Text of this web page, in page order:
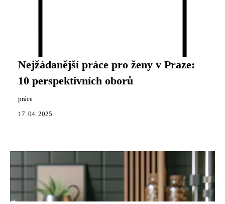
Nejžádanější práce pro ženy v Praze:
10 perspektivních oborů
práce
17. 04. 2025